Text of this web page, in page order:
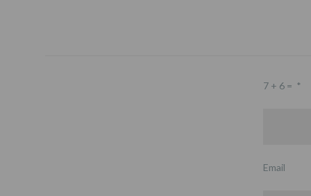
7 + 6 = *
Email